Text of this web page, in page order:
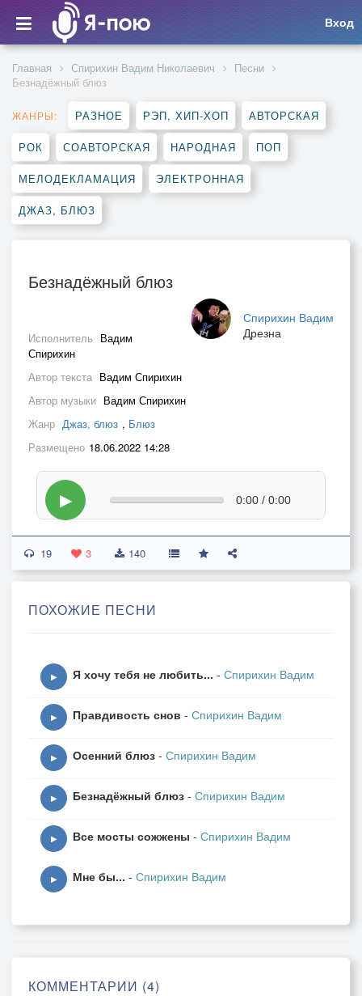
Вход
Главная Спирихин Вадим Николаевич
Песни
Безнадёжный блюз
ЖАНРЫ: РАЗНОЕ РЭП, ХИП-ХОП АВТОРСКАЯ
РОК СОАВТОРСКАЯ НАРОДНАЯ ПОП
МЕЛОДЕКЛАМАЦИЯ ЭЛЕКТРОННАЯ
ДЖАЗ, БЛЮЗ
Безнадёжный блюз
Спирихин Вадим
Дрезна
Исполнитель Вадим
Спирихин
Автор текста Вадим Спирихин
Автор музыки Вадим Спирихин
Жанр Джаз, блюз , Блюз
Размещено 18.06.2022 14:28
▶ 0:00 / 0:00
19 3 140
ПОХОЖИЕ ПЕСНИ
▶ Я хочу тебя не любить... - Спирихин Вадим
▶ Правдивость снов - Спирихин Вадим
▶ Осенний блюз - Спирихин Вадим
▶ Безнадёжный блюз - Спирихин Вадим
▶ Все мосты сожжены - Спирихин Вадим
▶ Мне бы... - Спирихин Вадим
КОММЕНТАРИИ (4)